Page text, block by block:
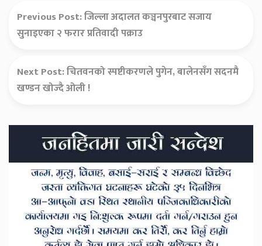
Previous Post:जिल्ला अदालत कञ्चनपुरबाट सजाय
सुनाइएका २ फरार प्रतिवादी पक्राउ
Next Post:चितवनको स्पष्टीकरणले पुगेन, बालेनसँग सदनमै
खण्डन खोज्दै ओली !
Secondary
Sidebar